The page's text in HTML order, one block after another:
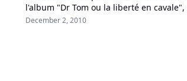
l'album "Dr Tom ou la liberté en
Vanessa Paradis, Thomas Dutronc,
December 2, 2010